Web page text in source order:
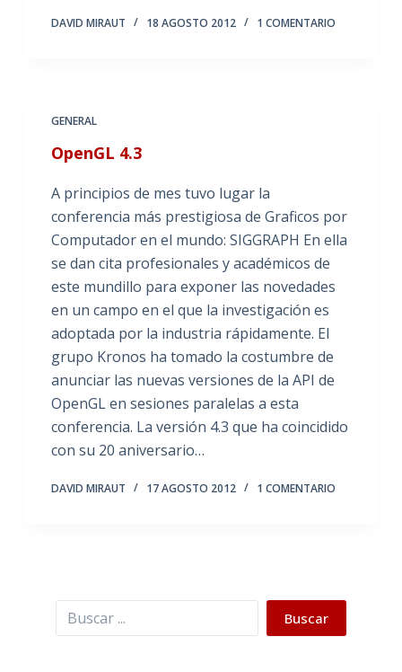
DAVID MIRAUT 18 AGOSTO 2012 1 COMENTARIO
GENERAL
OpenGL 4.3
A principios de mes tuvo lugar la
conferencia más prestigiosa de Graficos por
Computador en el mundo: SIGGRAPH En ella
se dan cita profesionales y académicos de
este mundillo para exponer las novedades
en un campo en el que la investigación es
adoptada por la industria rápidamente. El
grupo Kronos ha tomado la costumbre de
anunciar las nuevas versiones de la API de
OpenGL en sesiones paralelas a esta
conferencia. La versión 4.3 que ha coincidido
con su 20 aniversario…
DAVID MIRAUT 17 AGOSTO 2012 1 COMENTARIO
Buscar Buscar